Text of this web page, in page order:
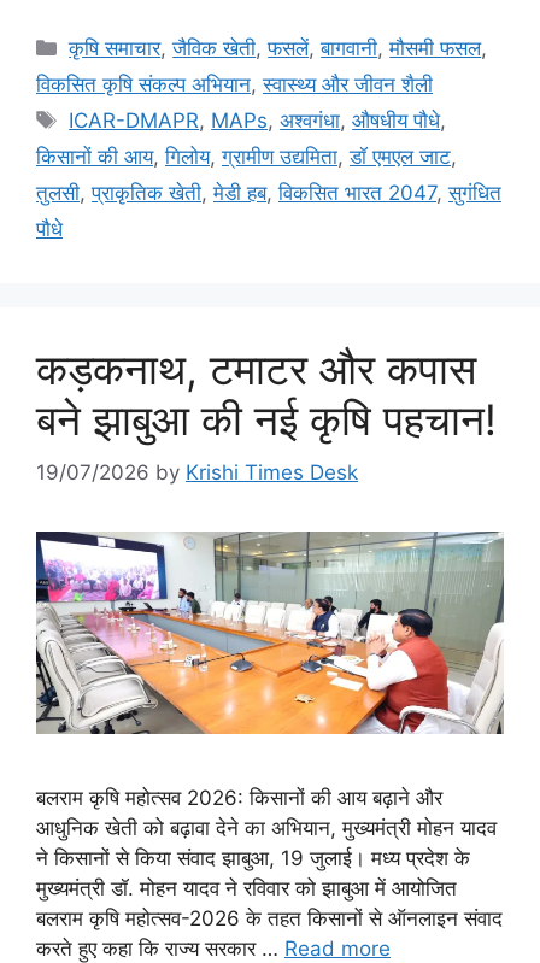
कृषि समाचार,जैविक खेती,फसलें,बागवानी,मौसमी फसल,
विकसित कृषि संकल्प अभियान,स्वास्थ्य और जीवन शैली
ICAR-DMAPR, MAPs,अश्वगंधा,औषधीय पौधे,
किसानों की आय,गिलोय,ग्रामीण उद्यमिता,डॉ एमएल जाट,
तुलसी,प्राकृतिक खेती,मेडी हब,विकसित भारत 2047,सुगंधित
पौधे
कड़कनाथ, टमाटर और कपास
बने झाबुआ की नई कृषि पहचान!
19/07/2026 by Krishi Times Desk
बलराम कृषि महोत्सव 2026: किसानों की आय बढ़ाने और
आधुनिक खेती को बढ़ावा देने का अभियान, मुख्यमंत्री मोहन यादव
ने किसानों से किया संवाद झाबुआ, 19 जुलाई। मध्य प्रदेश के
मुख्यमंत्री डॉ. मोहन यादव ने रविवार को झाबुआ में आयोजित
बलराम कृषि महोत्सव-2026 के तहत किसानों से ऑनलाइन संवाद
करते हुए कहा कि राज्य सरकार … Read more